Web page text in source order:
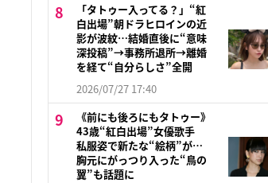
「タトゥー入ってる？」“紅
白出場”朝ドラヒロインの近
影が波紋…結婚直後に“意味
深投稿”→事務所退所→離婚
を経て“自分らしさ”全開
2026/07/27 17:40
《前にも後ろにもタトゥー》
43歳“紅白出場”女優歌手
私服姿で新たな“絵柄”が…
胸元にがっつり入った“鳥の
翼”も話題に